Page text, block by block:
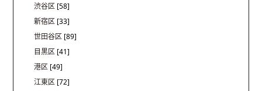
渋谷区 [58]
新宿区 [33]
世田谷区 [89]
目黒区 [41]
港区 [49]
江東区 [72]